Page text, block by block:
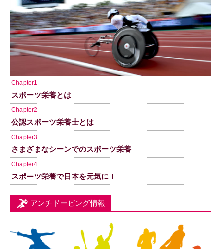
Chapter1
スポーツ栄養とは
Chapter2
公認スポーツ栄養士とは
Chapter3
さまざまなシーンでのスポーツ栄養
Chapter4
スポーツ栄養で日本を元気に！
アンチドーピング情報